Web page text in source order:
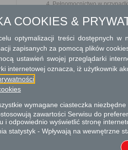
Pełnomocnictwo w
Odbiorca usługi
Termin załatwienia sprawy
Sprawa załatwiana jest
terminu nie wlicza się
Informacja
Dodatkowe
COOKIES &
optymalizacji treści dostępnych w
zapisanych za pomocą plików
ustawień swojej przeglądarki
internetowej oznacza, iż użytkownik
wymagane ciasteczka
zawartości Serwisu do
i odpowiednio wyświetlić stronę
statystyk - Wpływają na wewnętrzne